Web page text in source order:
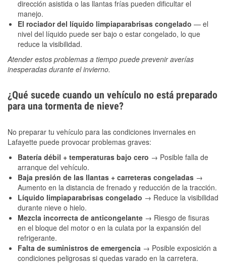
dirección asistida o las llantas frías pueden dificultar el
manejo.
El rociador del líquido limpiaparabrisas congelado — el
nivel del líquido puede ser bajo o estar congelado, lo que
reduce la visibilidad.
Atender estos problemas a tiempo puede prevenir averías
inesperadas durante el invierno.
¿Qué sucede cuando un vehículo no está preparado
para una tormenta de nieve?
No preparar tu vehículo para las condiciones invernales en
Lafayette puede provocar problemas graves:
Batería débil + temperaturas bajo cero → Posible falla de
arranque del vehículo.
Baja presión de las llantas + carreteras congeladas →
Aumento en la distancia de frenado y reducción de la tracción.
Líquido limpiaparabrisas congelado → Reduce la visibilidad
durante nieve o hielo.
Mezcla incorrecta de anticongelante → Riesgo de fisuras
en el bloque del motor o en la culata por la expansión del
refrigerante.
Falta de suministros de emergencia → Posible exposición a
condiciones peligrosas si quedas varado en la carretera.